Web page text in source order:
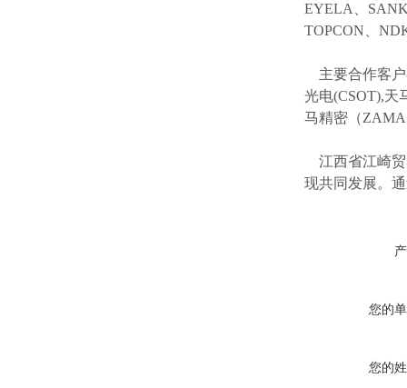
EYELA、
TOPCON、
主要合作客
光电(CSOT),天
马精密（
江西省江崎
现共同发展。
您的
您的